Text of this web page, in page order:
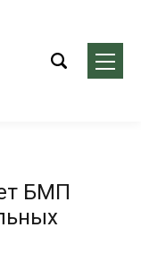
БМП